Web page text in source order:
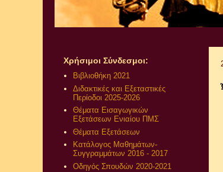
Χρήσιμοι Σύνδεσμοι:
Βιβλιοθήκη 2021
Διδακτικές και Εξεταστικές
Περίοδοι 2025-2026
Θέματα Εισαγωγικών
Εξετάσεων Ενιαίου ΠΜΣ
Θέματα Εξετάσεων
Κατάλογος Μαθημάτων-
Συγγραμμάτων 2016 - 2017
Οδηγός Σπουδών 2020-2021